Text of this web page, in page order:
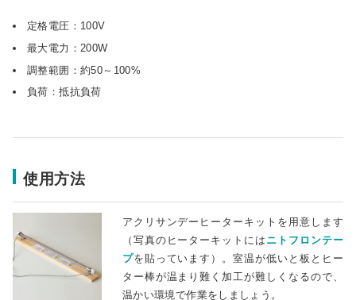
定格電圧：100V
最大電力：200W
調整範囲：約50～100%
負荷：抵抗負荷
使用方法
アクリサンデーヒーターキットを用意します
（写真のヒーターキットには ニトフロンテー
プを貼っています）。室温が低いと板とヒー
ター棒が温まり難く加工が難しくなるので、
温かい環境で作業をしましょう。